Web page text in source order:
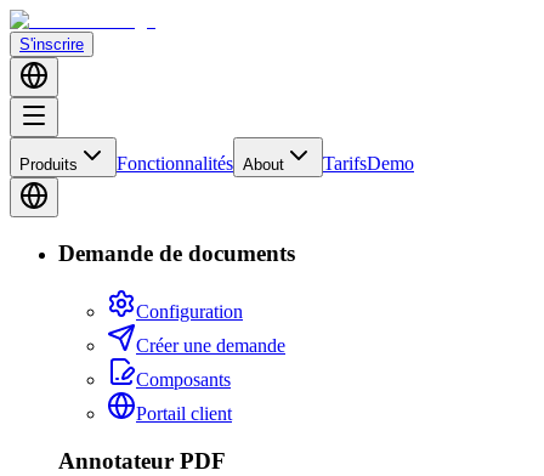
S'inscrire
Produits Fonctionnalités About TarifsDemo
Demande de documents
Configuration
Créer une demande
Composants
Portail client
Annotateur PDF